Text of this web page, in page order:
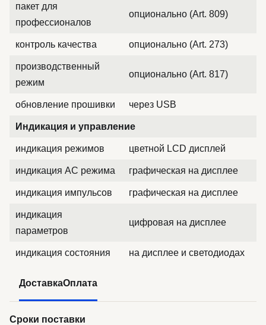
пакет для
профессионалов
опционально (Art. 809)
контроль качества опционально (Art. 273)
производственный
режим
опционально (Art. 817)
обновление прошивки через USB
Индикация и управление
индикация режимов цветной LCD дисплей
индикация AC режима графическая на дисплее
индикация импульсов графическая на дисплее
индикация
параметров
цифровая на дисплее
индикация состояния на дисплее и светодиодах
ДоставкаОплата
Сроки поставки